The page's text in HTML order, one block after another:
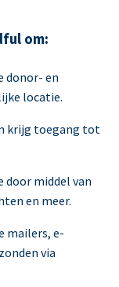
om:
donor- en
locatie.
krijg toegang tot
door middel van
en meer.
mailers, e-
via